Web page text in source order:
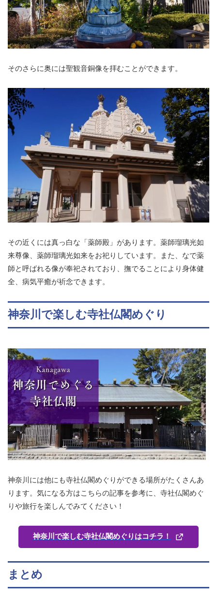
そのさらに奥には聖観音銅像を拝むことができます。
その近くには真っ白な「薬師殿」があります。薬師瑠璃光如
来尊像、薬師瑠璃光如来をお祀りしています。また、なで薬
師と呼ばれる像が奉祀されており、撫でることにより身体健
全、病気平癒が祈念できます。
神奈川で楽しむ寺社仏閣めぐり
神奈川には他にも寺社仏閣めぐりができる場所がたくさんあ
ります。気になる方はこちらの記事を参考に、寺社仏閣めぐ
りや旅行を楽しんでみてください！
神奈川で楽しむ寺社仏閣めぐりはコチラ！
まとめ